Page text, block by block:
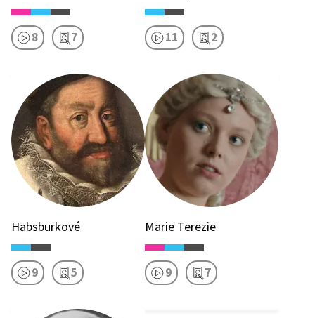
8 7 11 2
Habsburkové
9 5
Marie Terezie
9 7